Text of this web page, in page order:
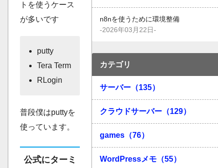
トを使うケース
が多いです
putty
Tera Term
RLogin
普段僕はputtyを
使っています。
公式にターミ
n8nを使うために環境整備
-2026年03月22日-
カテゴリ
サーバー（135）
クラウドサーバー（129）
games（76）
WordPressメモ（55）